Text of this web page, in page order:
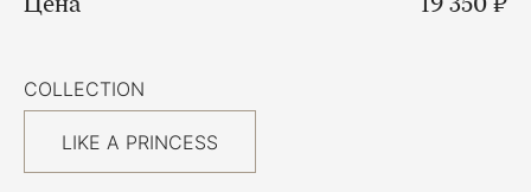
COLLECTION
LIKE A PRINCESS